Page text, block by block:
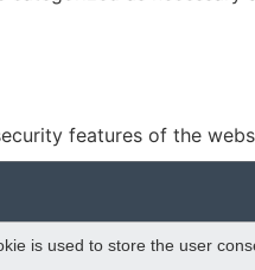
features of the
is used to store the user